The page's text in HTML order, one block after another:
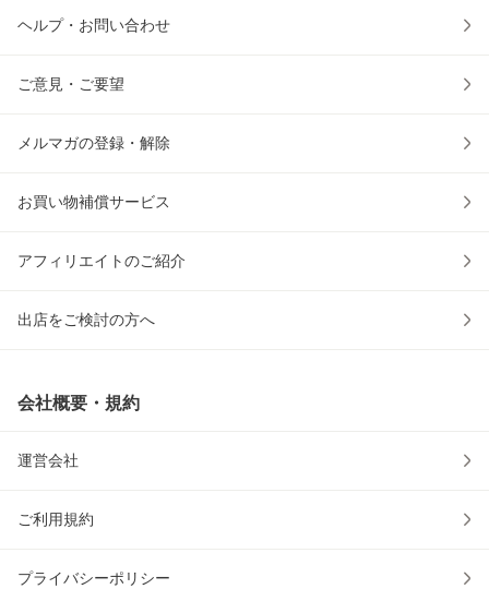
ヘルプ・お問い合わせ
ご意見・ご要望
メルマガの登録・解除
お買い物補償サービス
アフィリエイトのご紹介
出店をご検討の方へ
会社概要・規約
運営会社
ご利用規約
プライバシーポリシー